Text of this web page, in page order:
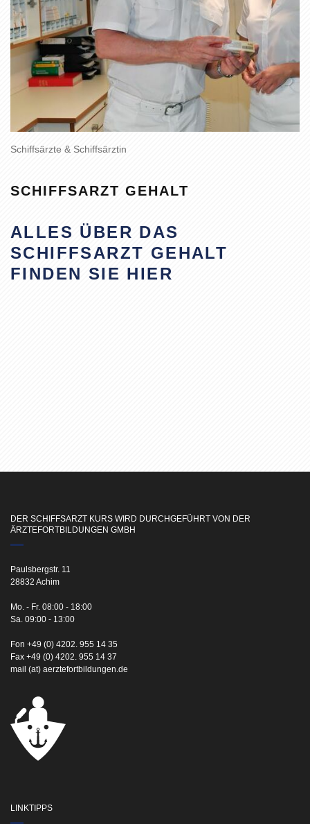
Schiffsärzte & Schiffsärztin
SCHIFFSARZT GEHALT
ALLES ÜBER DAS
SCHIFFSARZT GEHALT
FINDEN SIE HIER
DER SCHIFFSARZT KURS WIRD DURCHGEFÜHRT VON DER
ÄRZTEFORTBILDUNGEN GMBH
Paulsbergstr. 11
28832 Achim
Mo. - Fr. 08:00 - 18:00
Sa. 09:00 - 13:00
Fon +49 (0) 4202. 955 14 35
Fax +49 (0) 4202. 955 14 37
mail (at) aerztefortbildungen.de
LINKTIPPS